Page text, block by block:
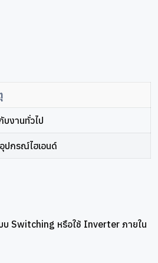
บงานทั่วไป
อุปกรณ์ไฮเอนด์
บ Switching หรือใช้ Inverter ภายใน